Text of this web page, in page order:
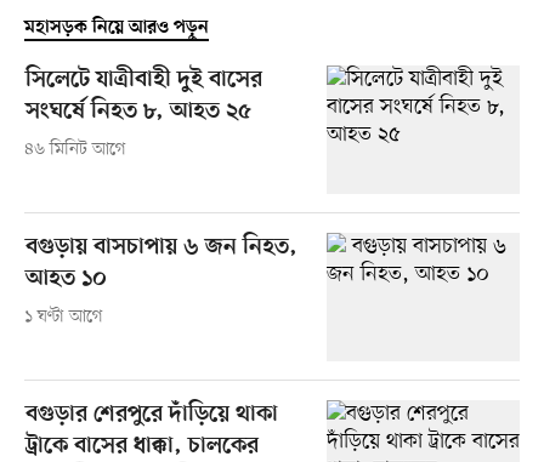
মহাসড়ক নিয়ে আরও পড়ুন
সিলেটে যাত্রীবাহী দুই বাসের
সংঘর্ষে নিহত ৮, আহত ২৫
৪৬ মিনিট আগে
বগুড়ায় বাসচাপায় ৬ জন নিহত,
আহত ১০
১ ঘণ্টা আগে
বগুড়ার শেরপুরে দাঁড়িয়ে থাকা
ট্রাকে বাসের ধাক্কা, চালকের